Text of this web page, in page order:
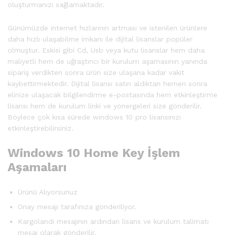
oluşturmanızı sağlamaktadır.
Günümüzde internet hızlarının artması ve istenilen ürünlere
daha hızlı ulaşabilme imkanı ile dijital lisanslar popüler
olmuştur. Eskisi gibi Cd, Usb veya kutu lisanslar hem daha
maliyetli hem de uğraştırıcı bir kurulum aşamasının yanında
sipariş verdikten sonra ürün size ulaşana kadar vakit
kaybettirmektedir. Dijital lisansı satın aldıktan hemen sonra
elinize ulaşacak bilgilendirme e-postasında hem etkinleştirme
lisansı hem de kurulum linki ve yönergeleri size gönderilir.
Böylece çok kısa sürede windows 10 pro lisansınızı
etkinleştirebilirsiniz.
Windows 10 Home Key İşlem
Aşamaları
Ürünü Alıyorsunuz
Onay mesajı tarafınıza gönderiliyor.
Kargolandı mesajının ardından lisans ve kurulum talimatı
mesaj olarak gönderilir.